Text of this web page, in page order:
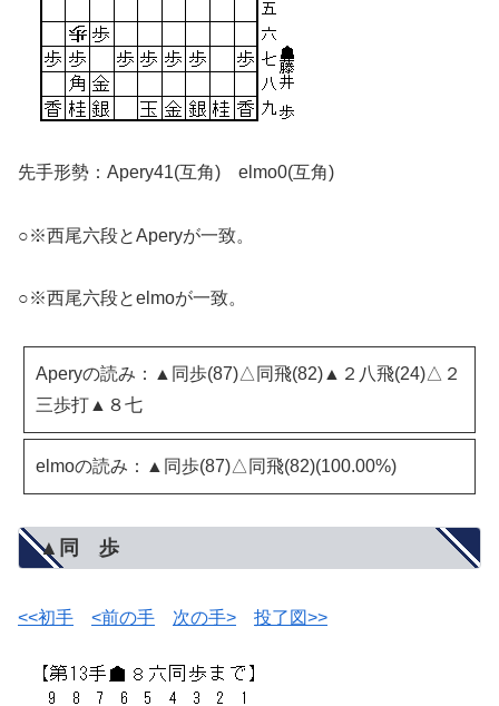
先手形勢：Apery41(互角) elmo0(互角)
○※西尾六段とAperyが一致。
○※西尾六段とelmoが一致。
Aperyの読み：▲同歩(87)△同飛(82)▲２八飛(24)△２
三歩打▲８七
elmoの読み：▲同歩(87)△同飛(82)(100.00%)
▲同 歩
<<初手 <前の手 次の手> 投了図>>